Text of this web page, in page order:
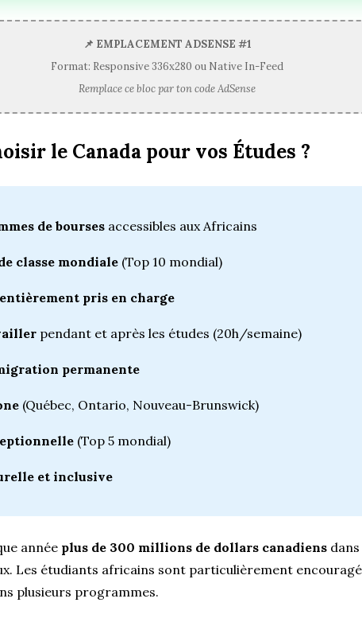
📌 EMPLACEMENT ADSENSE #1
Format: Responsive 336x280 ou Native In-Feed
Remplace ce bloc par ton code AdSense
le Canada pour vos Études ?
de boursesaccessibles aux Africains
classe mondiale(Top 10 mondial)
pris en charge
pendant et après les études (20h/semaine)
permanente
(Québec, Ontario, Nouveau-Brunswick)
(Top 5 mondial)
et inclusive
année plus de 300 millions de dollars canadiensdans
Les étudiants africains sont particulièrement
plusieurs programmes.